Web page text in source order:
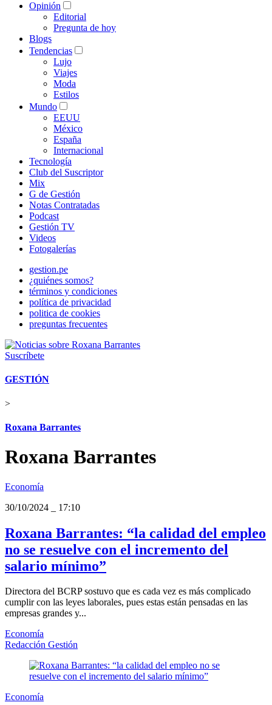
Opinión
Editorial
Pregunta de hoy
Blogs
Tendencias
Lujo
Viajes
Moda
Estilos
Mundo
EEUU
México
España
Internacional
Tecnología
Club del Suscriptor
Mix
G de Gestión
Notas Contratadas
Podcast
Gestión TV
Videos
Fotogalerías
gestion.pe
¿quiénes somos?
términos y condiciones
política de privacidad
politica de cookies
preguntas frecuentes
Suscríbete
GESTIÓN
>
Roxana Barrantes
Roxana Barrantes
Economía
30/10/2024
17:10
Roxana Barrantes: “la calidad del empleo
no se resuelve con el incremento del
salario mínimo”
Directora del BCRP sostuvo que es cada vez es más complicado
cumplir con las leyes laborales, pues estas están pensadas en las
empresas grandes y...
Economía
Redacción Gestión
Economía